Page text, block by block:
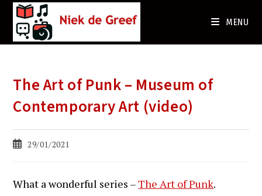
MENU
The Art of Punk – Museum of
Contemporary Art (video)
Bericht29/01/2021
What a wonderful series –The Art of Punk.